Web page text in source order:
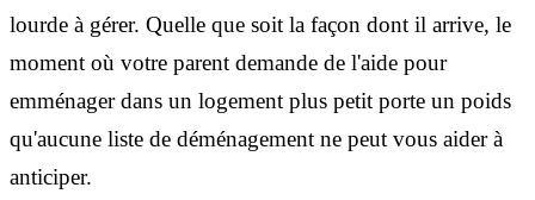
lourde à gérer. Quelle que soit la façon dont il arrive, le
moment où votre parent demande de l'aide pour
emménager dans un logement plus petit porte un poids
qu'aucune liste de déménagement ne peut vous aider à
anticiper.